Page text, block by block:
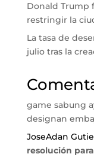
Donald Trump
restringir la
La tasa de
julio tras la
game sabung
designan
JoseAdan
resolución